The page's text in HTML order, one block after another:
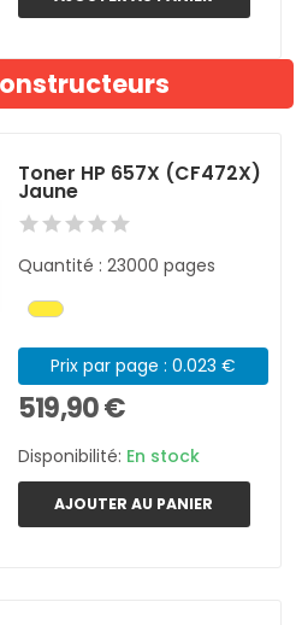
Toner HP 657X (CF472X)
Jaune
Quantité : 23000 pages
Prix par page : 0.023 €
519,90 €
Disponibilité: En stock
AJOUTER AU PANIER